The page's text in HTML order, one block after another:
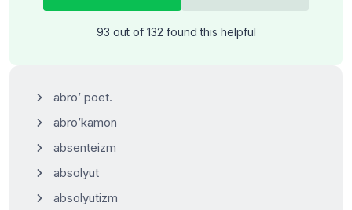
93 out of 132 found this helpful
abro’ poet.
abro’kamon
absenteizm
absolyut
absolyutizm